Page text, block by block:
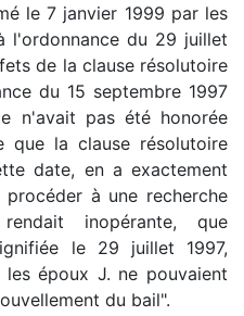
le 7 janvier 1999 par les
l'ordonnance du 29 juillet
de la clause résolutoire
du 15 septembre 1997
n'avait pas été honorée
que la clause résolutoire
date, en a exactement
à une recherche
inopérante, que
le 29 juillet 1997,
époux J. ne pouvaient
du bail".